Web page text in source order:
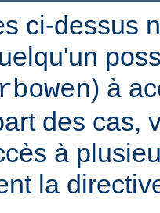
ci-dessus
rbowen) à
des cas,
à
la